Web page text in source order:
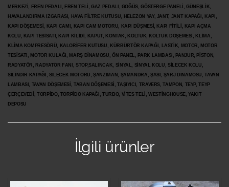
MERKEZİ, FREN PEDALI, FREN TELİ, GAZ PEDALI, GÖĞÜS, GÖSTERGE PANELİ, GÜNEŞLİK,
HAVALANDIRMA IZGARASI, HAVA FİLTRE KUTUSU, HELEZON YAY, JANT, JANT KAPAĞI, KAPI,
KAPI DÖŞEMESİ, KAPI CAMI, KAPI CAM MOTORU, KAPI DÜŞMESİ, KAPI FİTİLİ, KAPI AÇMA
KOLU, KAPI TESİSATI, KAPI KİLİDİ, KAPUT, KONTAK, KOLTUK, KOLTUK DÖŞEMESİ, KLİMA,
KLİMA KOMPRESÖRÜ, KALORİFER KUTUSU, KÜRBÜRTÖR KAPAĞI, LASTİK, MOTOR, MOTOR
TESİSATI, MOTOR KULAĞI, MARŞ DİNAMOSU, ÖN PANEL, PARK LAMBASI, PANJUR, PİSTON,
RADYATÖR, RADYATÖR FANI, STOP,SALINCAK, SİNYAL, SİNYAL KOLU, SİLECEK KOLU,
SİLİNDİR KAPAĞI, SİLECEK MOTORU, ŞANZIMAN, ŞAMANDRA, ŞASİ, ŞARJ DİNAMOSU, TAVAN
LAMBASI, TAVAN DÖŞEMESİ, TABAN DÖŞEMESİ, TAŞIYICI, TRAVERS, TAMPON, TEYP, TEYP
ÇERÇEVEDİ, TORPİDO, TORPİDO KAPAĞI, TURBO, VİTES TELİ, WESTİNGHOUSE, YAKIT
DEPOSU
İlgili ürünler